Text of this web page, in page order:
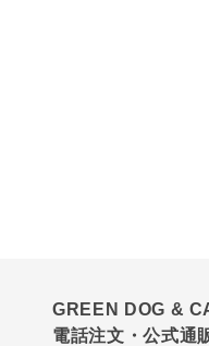
GREEN DOG &
電話注文・公式通